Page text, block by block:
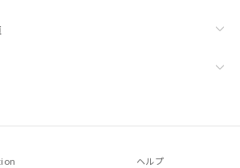
ヘルプ